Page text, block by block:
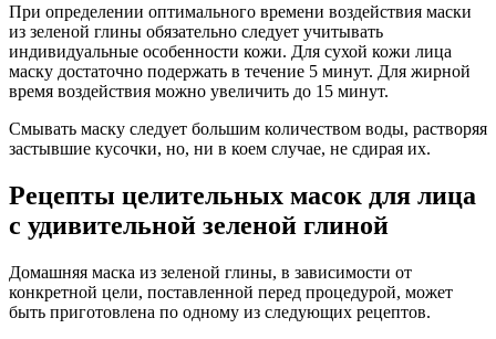
При определении оптимального времени воздействия маски
из зеленой глины обязательно следует учитывать
индивидуальные особенности кожи. Для сухой кожи лица
маску достаточно подержать в течение 5 минут. Для жирной
время воздействия можно увеличить до 15 минут.
Смывать маску следует большим количеством воды, растворяя
застывшие кусочки, но, ни в коем случае, не сдирая их.
Рецепты целительных масок для лица
с удивительной зеленой глиной
Домашняя маска из зеленой глины, в зависимости от
конкретной цели, поставленной перед процедурой, может
быть приготовлена по одному из следующих рецептов.